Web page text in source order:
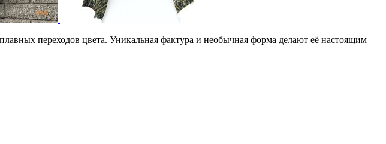
переходов цвета. Уникальная фактура и необычная форма делают её настоящим